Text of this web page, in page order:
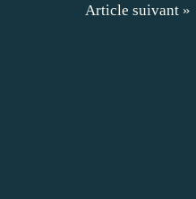
Article suivant »